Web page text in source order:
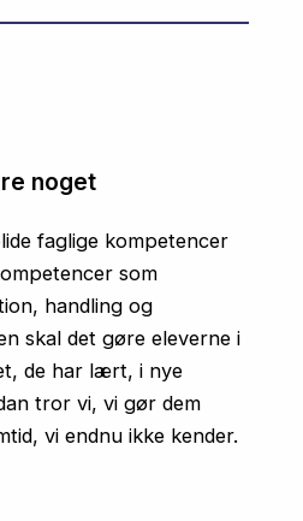
noget
faglige kompetencer
som
handling og
skal det gøre eleverne i
de har lært, i nye
tror vi, vi gør dem
vi endnu ikke kender.